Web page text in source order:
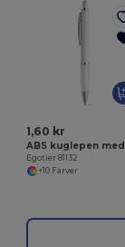
1,60 kr
Egotier 81132
+10 Farver